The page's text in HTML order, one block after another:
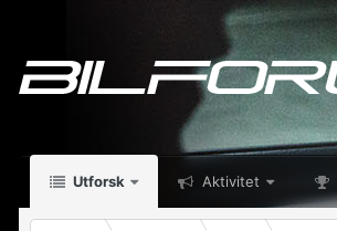
Utforsk Aktivitet